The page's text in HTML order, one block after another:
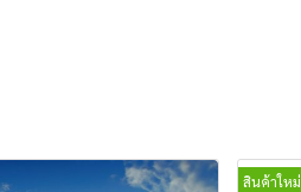
สินค้าใหม่